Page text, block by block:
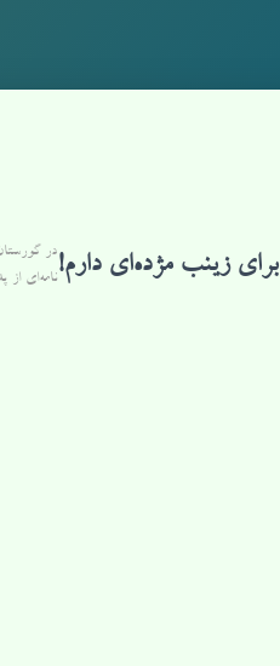
زینب مژده‌ای دارم!نامه‌ای